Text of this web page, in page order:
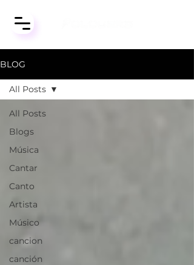
BLOG
All Posts
Blogs
Música
Cantar
Canto
Artista
Músico
cancion
canción
All Posts